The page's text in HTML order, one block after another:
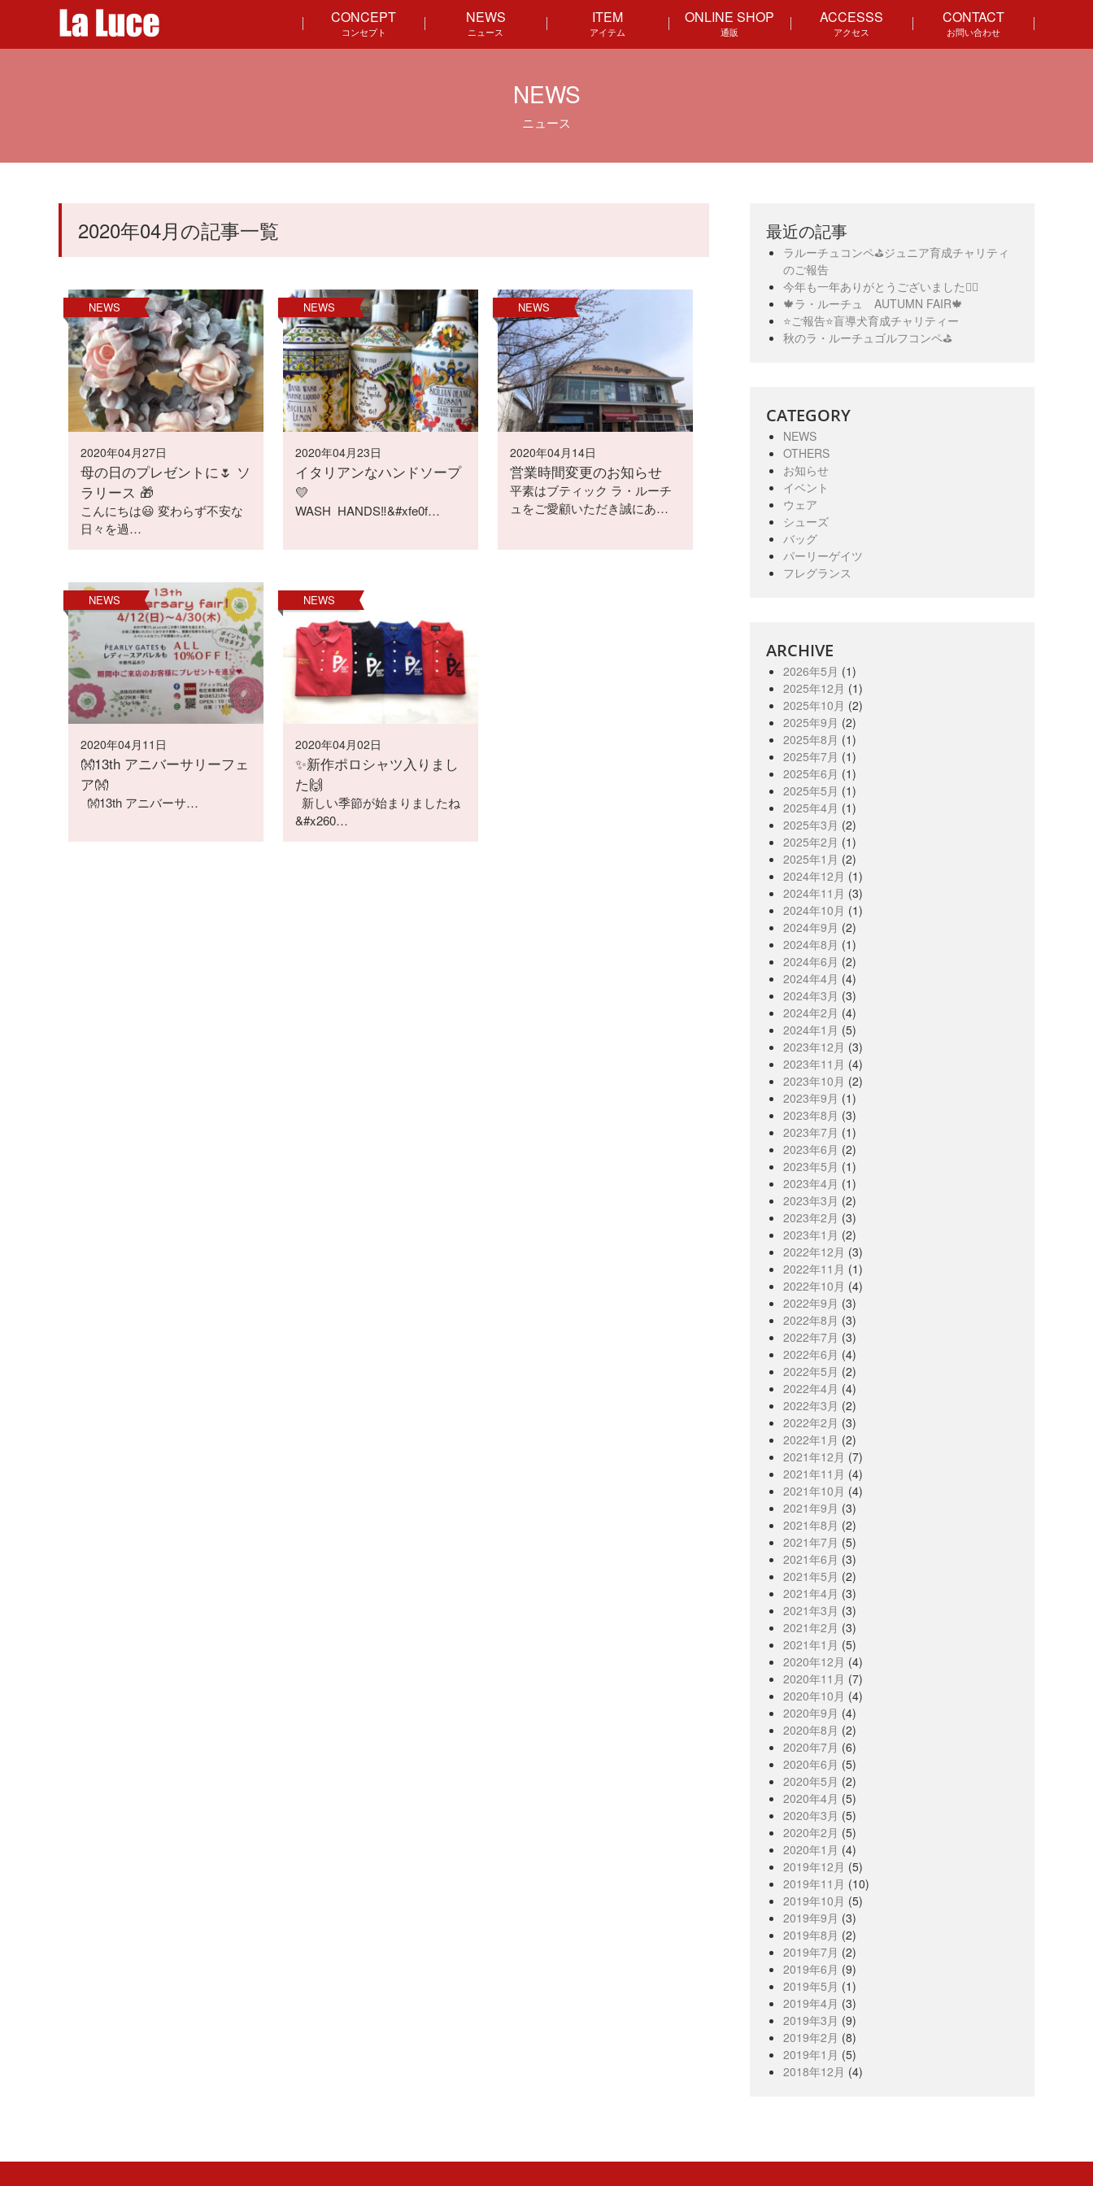
CONCEPT
コンセプト
NEWS
ニュース
ITEM
アイテム
ONLINE SHOP
通販
ACCESSS
アクセス
CONTACT
お問い合わせ
NEWS
ニュース
2020年04月の記事一覧
NEWS
2020年04月27日
母の日のプレゼントに🌷 ソ
ラリース 🎁
こんにちは😃 変わらず不安な
日々を過…
NEWS
2020年04月23日
イタリアンなハンドソープ
💛
WASH HANDS‼&#xfe0f…
NEWS
2020年04月14日
営業時間変更のお知らせ
平素はブティック ラ・ルーチ
ュをご愛顧いただき誠にあ…
NEWS
2020年04月11日
👐13th アニバーサリーフェ
ア👐
👐13th アニバーサ…
NEWS
2020年04月02日
✨新作ポロシャツ入りまし
た🙌
新しい季節が始まりましたね
&#x260…
最近の記事
ラルーチュコンペ⛳️ジュニア育成チャリティ
のご報告
今年も一年ありがとうございました🙇‍♀️
🍁ラ・ルーチュ AUTUMN FAIR🍁
⭐️ご報告⭐️盲導犬育成チャリティー
秋のラ・ルーチュゴルフコンペ⛳️
CATEGORY
NEWS
OTHERS
お知らせ
イベント
ウェア
シューズ
バッグ
パーリーゲイツ
フレグランス
ARCHIVE
2026年5月 (1)
2025年12月 (1)
2025年10月 (2)
2025年9月 (2)
2025年8月 (1)
2025年7月 (1)
2025年6月 (1)
2025年5月 (1)
2025年4月 (1)
2025年3月 (2)
2025年2月 (1)
2025年1月 (2)
2024年12月 (1)
2024年11月 (3)
2024年10月 (1)
2024年9月 (2)
2024年8月 (1)
2024年6月 (2)
2024年4月 (4)
2024年3月 (3)
2024年2月 (4)
2024年1月 (5)
2023年12月 (3)
2023年11月 (4)
2023年10月 (2)
2023年9月 (1)
2023年8月 (3)
2023年7月 (1)
2023年6月 (2)
2023年5月 (1)
2023年4月 (1)
2023年3月 (2)
2023年2月 (3)
2023年1月 (2)
2022年12月 (3)
2022年11月 (1)
2022年10月 (4)
2022年9月 (3)
2022年8月 (3)
2022年7月 (3)
2022年6月 (4)
2022年5月 (2)
2022年4月 (4)
2022年3月 (2)
2022年2月 (3)
2022年1月 (2)
2021年12月 (7)
2021年11月 (4)
2021年10月 (4)
2021年9月 (3)
2021年8月 (2)
2021年7月 (5)
2021年6月 (3)
2021年5月 (2)
2021年4月 (3)
2021年3月 (3)
2021年2月 (3)
2021年1月 (5)
2020年12月 (4)
2020年11月 (7)
2020年10月 (4)
2020年9月 (4)
2020年8月 (2)
2020年7月 (6)
2020年6月 (5)
2020年5月 (2)
2020年4月 (5)
2020年3月 (5)
2020年2月 (5)
2020年1月 (4)
2019年12月 (5)
2019年11月 (10)
2019年10月 (5)
2019年9月 (3)
2019年8月 (2)
2019年7月 (2)
2019年6月 (9)
2019年5月 (1)
2019年4月 (3)
2019年3月 (9)
2019年2月 (8)
2019年1月 (5)
2018年12月 (4)